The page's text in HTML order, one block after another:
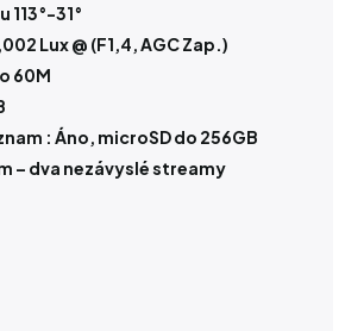
113°-31°
Lux @ (F1,4, AGC Zap.)
60M
: Áno, microSD do 256GB
– dva nezávyslé streamy